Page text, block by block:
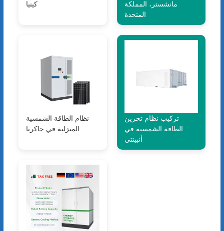
كينيا
مانشستر، المملكة
المتحدة
نظام الطاقة الشمسية
المنزلية في جاكرتا
تركيب نظام تخزين
الطاقة الشمسية في
أنبينتي